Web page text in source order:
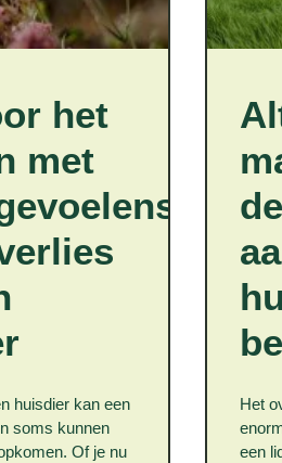
het
met
huisdier kan een
soms kunnen
Of je nu
Het
een